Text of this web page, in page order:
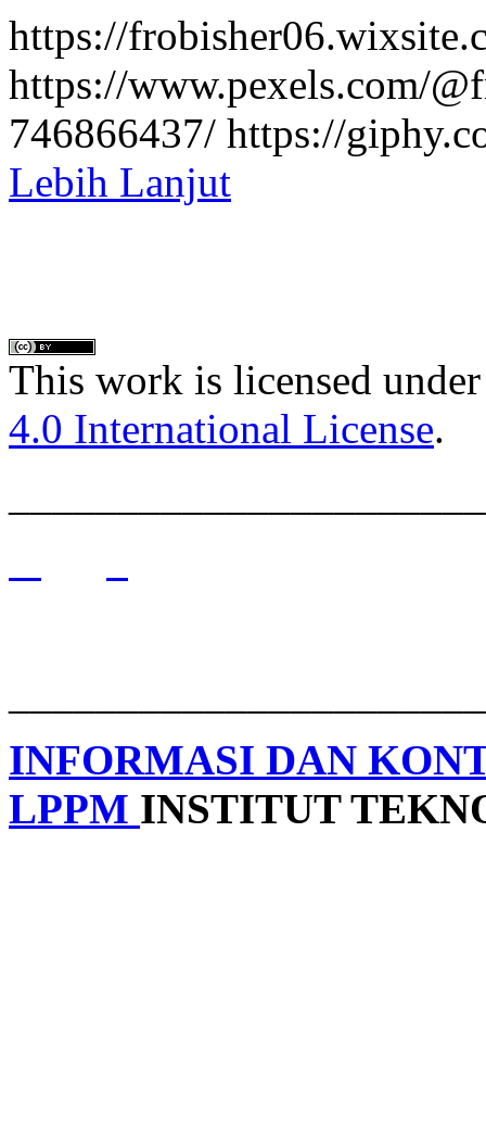
https://
https://www.pexels.com/
746866437/ https://
Lebih Lanjut
This work is licensed
4.0 International License.
INFORMASI DAN
LPPM INSTITUT